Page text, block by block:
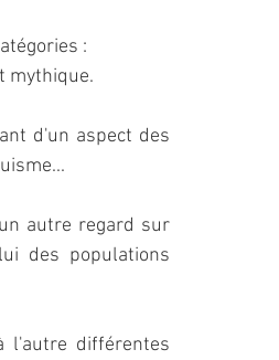
:
mythique.
d'un aspect des
autre regard sur
des populations
l'autre différentes